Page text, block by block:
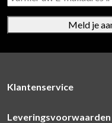
Meld je
Klantenservice
Leveringsvoorwaarden